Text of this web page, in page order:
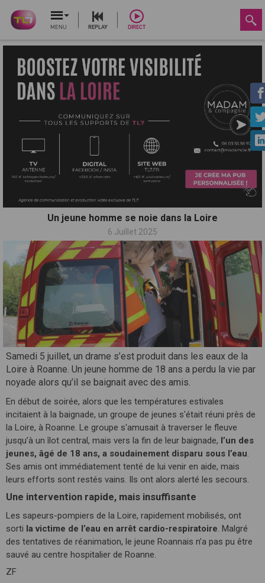
MENU REPLAY DIRECT
Un jeune homme se noie dans la Loire
6 Juillet 2025
Samedi 5 juillet, un drame s’est produit dans les eaux de la
Loire à Roanne. Un jeune homme de 18 ans a perdu la vie par
noyade alors qu’il se baignait avec des amis.
En début de soirée, alors que les températures estivales
incitaient à la baignade, un groupe de jeunes s'était réuni près de
la Loire, à Roanne. Le groupe s'amusait à traverser le fleuve
jusqu’à un îlot central, mais vers la fin de leur baignade, l’un des
jeunes, âgé de 18 ans, a soudainement disparu sous l’eau.
Ses amis ont immédiatement tenté de lui venir en aide, mais
leurs efforts sont restés vains. Ils ont alors alerté les secours.
Une intervention rapide, mais insuffisante
Les sapeurs-pompiers de la Loire, rapidement mobilisés, ont
sorti la victime de l’eau en arrêt cardio-respiratoire. Malgré
des tentatives de réanimation, le jeune Roannais n’a pas pu être
sauvé au centre hospitalier de Roanne.
ZF